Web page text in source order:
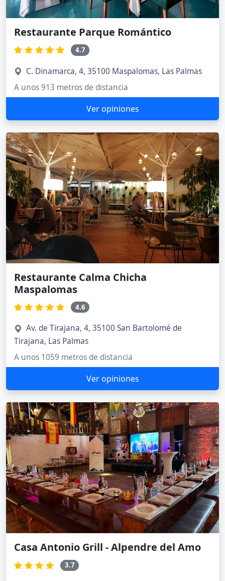
Restaurante Parque Romántico
4.7
C. Dinamarca, 4, 35100 Maspalomas, Las Palmas
A unos 913 metros de distancia
Ver opiniones
Restaurante Calma Chicha
Maspalomas
4.6
Av. de Tirajana, 4, 35100 San Bartolomé de
Tirajana, Las Palmas
A unos 1059 metros de distancia
Ver opiniones
Casa Antonio Grill - Alpendre del Amo
3.7